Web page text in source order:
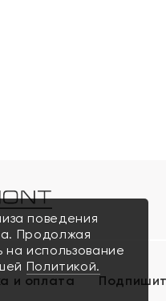
и оплата
поведения
Продолжая
использование
Политикой.